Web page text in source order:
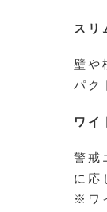
スリ
壁や
パク
ワイ
警戒
に応
※ワ